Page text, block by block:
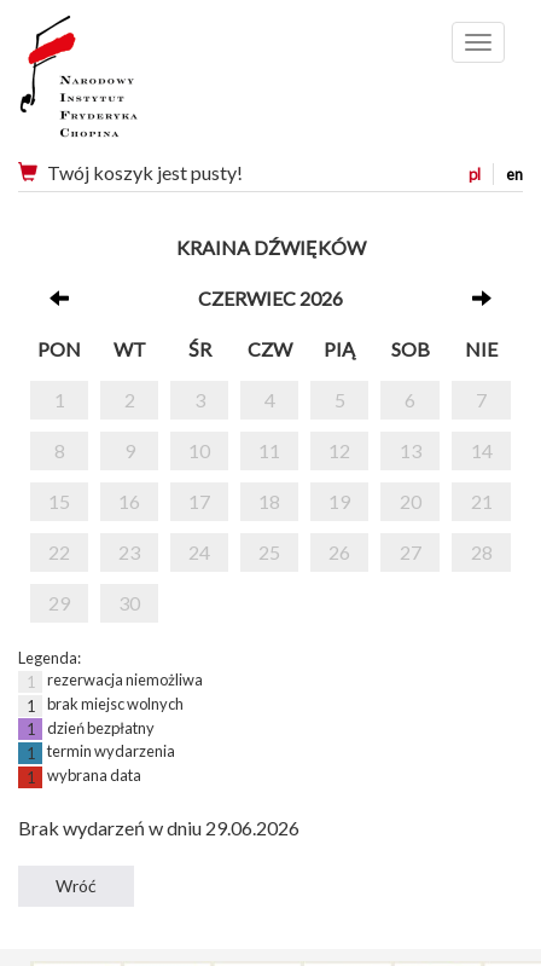
Menu
pl en
Twój koszyk jest pusty!
KRAINA DŹWIĘKÓW
CZERWIEC 2026
PON WT ŚR CZW PIĄ SOB NIE
1 2 3 4 5 6 7
8 9 10 11 12 13 14
15 16 17 18 19 20 21
22 23 24 25 26 27 28
29 30
Legenda:
1
rezerwacja niemożliwa
1
brak miejsc wolnych
1
dzień bezpłatny
1
termin wydarzenia
1
wybrana data
Brak wydarzeń w dniu 29.06.2026